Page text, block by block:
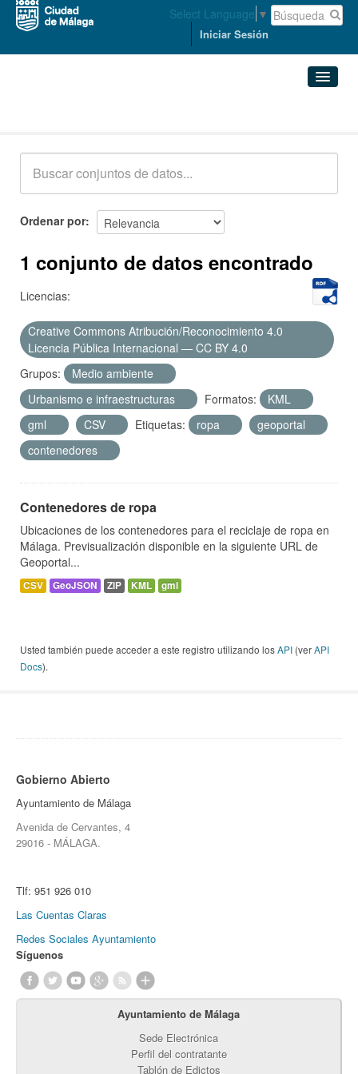
Select Language ▼
Iniciar Sesión
Acerca de
Ordenar por
1 conjunto de datos encontrado
Licencias:
Creative Commons Atribución/Reconocimiento 4.0
Licencia Pública Internacional — CC BY 4.0
Grupos:
Medio ambiente
Urbanismo e infraestructuras
Formatos:
KML
gml
CSV Etiquetas: ropa
geoportal
contenedores
Contenedores de ropa
Ubicaciones de los contenedores para el reciclaje de ropa en
Málaga. Previsualización disponible en la siguiente URL de
Geoportal...
CSV GeoJSON ZIP KML gml
Usted también puede acceder a este registro utilizando losAPI (verAPI
Docs).
Gobierno Abierto
Ayuntamiento de Málaga
Avenida de Cervantes, 4
29016 - MÁLAGA.
Tlf: 951 926 010
Las Cuentas Claras
Redes Sociales Ayuntamiento
Síguenos
Ayuntamiento de Málaga
Sede Electrónica
Perfil del contratante
Tablón de Edictos